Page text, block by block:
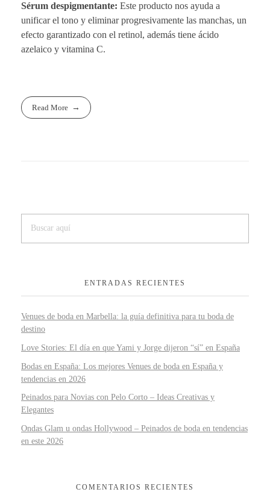
Sérum despigmentante: Este producto nos ayuda a
unificar el tono y eliminar progresivamente las manchas, un
efecto garantizado con el retinol, además tiene ácido
azelaico y vitamina C.
Read More
ENTRADAS RECIENTES
Venues de boda en Marbella: la guía definitiva para tu boda de
destino
Love Stories: El día en que Yami y Jorge dijeron “sí” en España
Bodas en España: Los mejores Venues de boda en España y
tendencias en 2026
Peinados para Novias con Pelo Corto – Ideas Creativas y
Elegantes
Ondas Glam u ondas Hollywood – Peinados de boda en tendencias
en este 2026
COMENTARIOS RECIENTES